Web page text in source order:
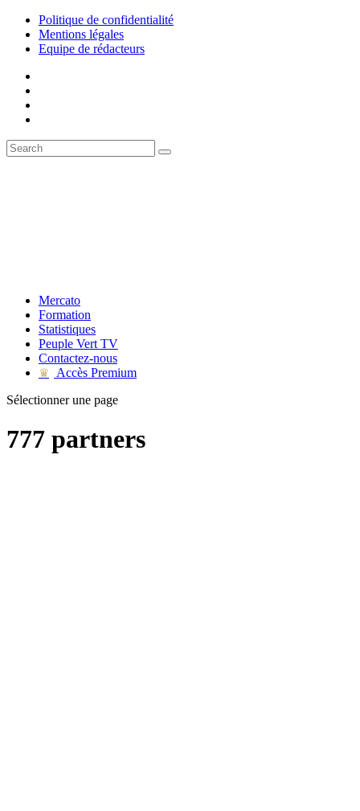
Politique de confidentialité
Mentions légales
Equipe de rédacteurs
Mercato
Formation
Statistiques
Peuple Vert TV
Contactez-nous
♛
Accès Premium
Sélectionner une page
777 partners